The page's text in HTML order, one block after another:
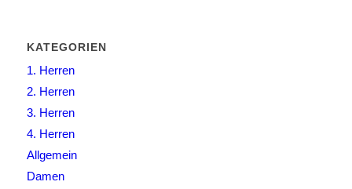
KATEGORIEN
1. Herren
2. Herren
3. Herren
4. Herren
Allgemein
Damen